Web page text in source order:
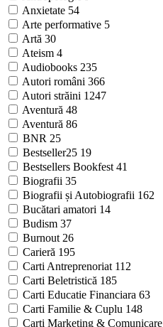
Anxietate 54
Arte performative 5
Artă 30
Ateism 4
Audiobooks 235
Autori români 366
Autori străini 1247
Aventură 48
Aventură 86
BNR 25
Bestseller25 19
Bestsellers Bookfest 41
Biografii 35
Biografii și Autobiografii 162
Bucătari amatori 14
Budism 37
Burnout 26
Carieră 195
Carti Antreprenoriat 112
Carti Beletristică 185
Carti Educatie Financiara 63
Carti Familie & Cuplu 148
Carti Marketing & Comunicare